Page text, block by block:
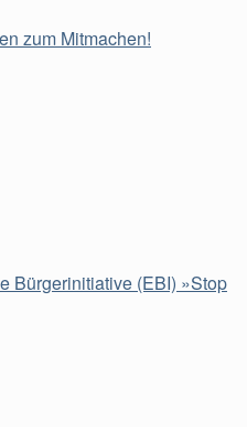
zum Mitmachen!
Bürgerinitiative (EBI) »Stop